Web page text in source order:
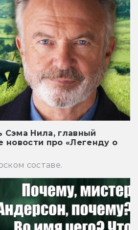
Сэма Нила, главный
новости про «Легенду о
составе.